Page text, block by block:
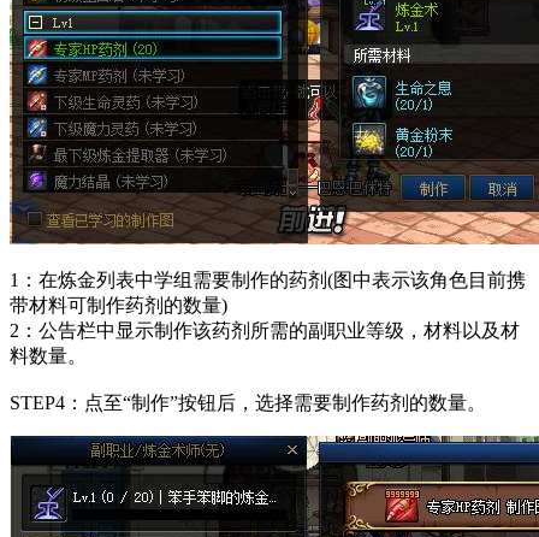
1：在炼金列表中学组需要制作的药剂(图中表示该角色目前携
带材料可制作药剂的数量)
2：公告栏中显示制作该药剂所需的副职业等级，材料以及材
料数量。
STEP4：点至“制作”按钮后，选择需要制作药剂的数量。